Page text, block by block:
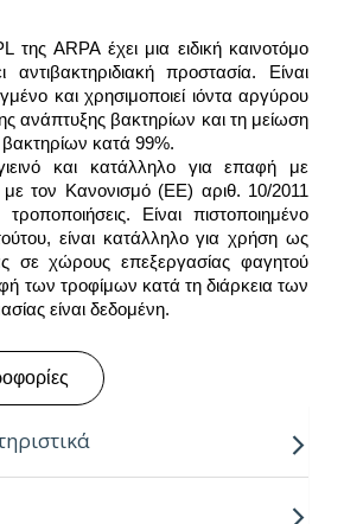
της ARPA έχει μια ειδική καινοτόμο
προστασία. Είναι
και χρησιμοποιεί ιόντα αργύρου
ανάπτυξης βακτηρίων και τη μείωση
κατά 99%.
και κατάλληλο για επαφή με
τον Κανονισμό (ΕΕ) αριθ. 10/2011
Είναι πιστοποιημένο
είναι κατάλληλο για χρήση ως
σε χώρους επεξεργασίας φαγητού
των τροφίμων κατά τη διάρκεια των
είναι δεδομένη.
τους, η Arpa χρησιμοποιεί την